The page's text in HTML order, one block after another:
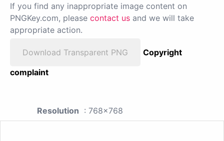
If you find any inappropriate image content on
PNGKey.com, please contact us and we will take
appropriate action.
Download Transparent PNG
Copyright
complaint
Resolution : 768x768